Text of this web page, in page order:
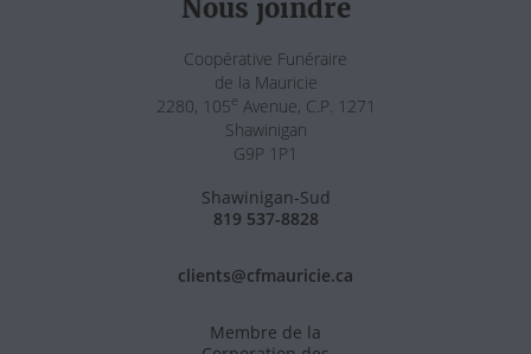
Nous joindre
Coopérative Funéraire
de la Mauricie
2280, 105e Avenue, C.P. 1271
Shawinigan
G9P 1P1
Shawinigan-Sud
819 537-8828
clients@cfmauricie.ca
Membre de la